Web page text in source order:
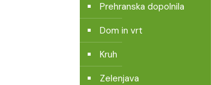
Prehranska dopolnila
Dom in vrt
Kruh
Zelenjava